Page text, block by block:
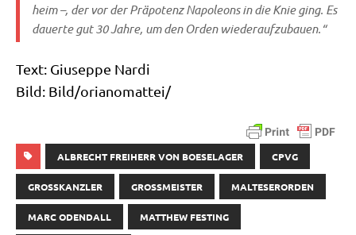
heim –, der vor der Prä­po­tenz Napo­le­ons in die Knie ging. Es
dau­er­te gut 30 Jah­re, um den Orden wiederaufzubauen.“
Text: Giu­sep­pe Nardi
Bild: Bild/​orianomattei/​
ALBRECHT FREIHERR VON BOESELAGER CPVG
GROSSKANZLER GROSSMEISTER MALTESERORDEN
MARC ODENDALL MATTHEW FESTING